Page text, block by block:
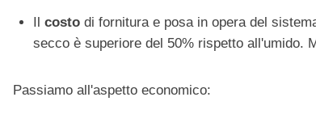
Il costo di fornitura e posa in opera del
secco è superiore del 50% rispetto all'umido.
Passiamo all'aspetto economico: